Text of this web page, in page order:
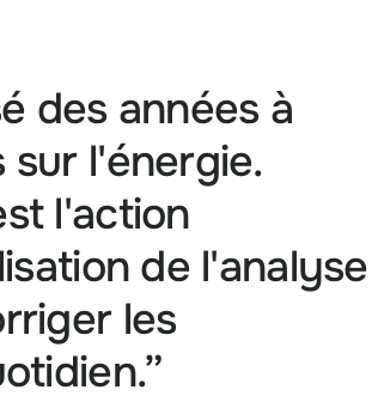
des années à
l'énergie.
l'action
de l'analyse
les